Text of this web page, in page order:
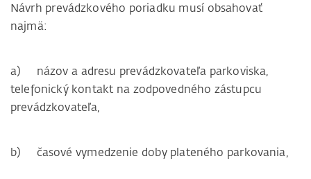
Návrh prevádzkového poriadku musí obsahovať
najmä:
a) názov a adresu prevádzkovateľa parkoviska,
telefonický kontakt na zodpovedného zástupcu
prevádzkovateľa,
b) časové vymedzenie doby plateného parkovania,